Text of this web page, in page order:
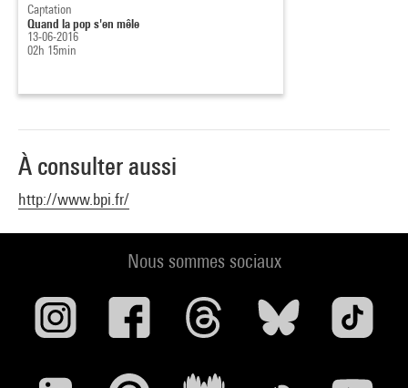
Captation
Quand la pop s'en mêle
13-06-2016
02h 15min
À consulter aussi
http://www.bpi.fr/
Nous sommes sociaux